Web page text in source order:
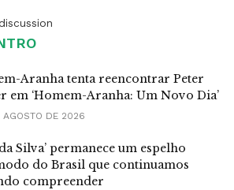
Aranha tenta reencontrar Peter
em ‘Homem-Aranha: Um Novo Dia’
DE 2026
Silva’ permanece um espelho
do Brasil que continuamos
compreender